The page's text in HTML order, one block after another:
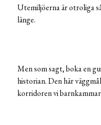
Utemiljöerna är otroliga
länge.
Men som sagt, boka en
historian. Den här
korridoren vi